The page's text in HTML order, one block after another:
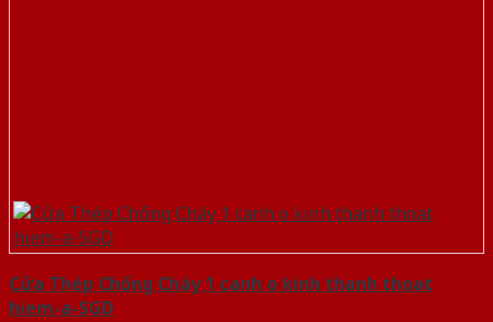
Cửa Thép Chống Cháy 1 canh o kinh thanh thoat
hiem-a-SGD